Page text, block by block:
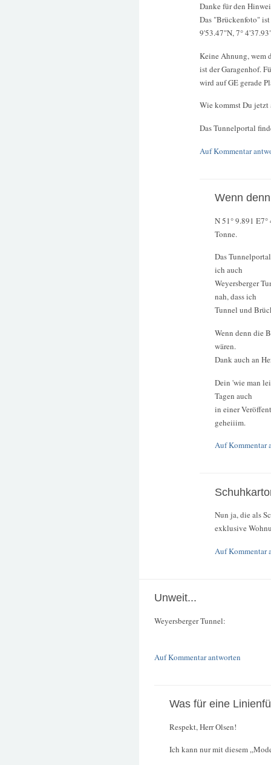
Danke für den
Das "Brückenfoto"
9'53.47"N, 7°
Keine Ahnung, wem
ist der Garagenhof.
wird auf GE gerade
Wie kommst Du
Das Tunnelportal
Auf Kommentar
Wenn
N 51° 9.891
Tonne.
Das
ich auch
Weyersberger
nah, dass ich
Tunnel und
Wenn denn die
wären.
Dank auch an
Dein 'wie man
Tagen auch
in einer
geheiiim.
Auf Kommentar
Nun ja, die als
exklusive
Auf Kommentar
Unweit...
Weyersberger Tunnel:
Auf Kommentar antworten
Was für eine
Respekt, Herr Olsen!
Ich kann nur mit diesem